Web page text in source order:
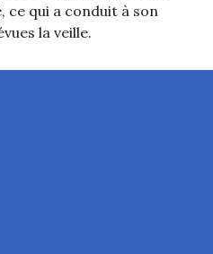
ce qui a conduit à son
la veille.